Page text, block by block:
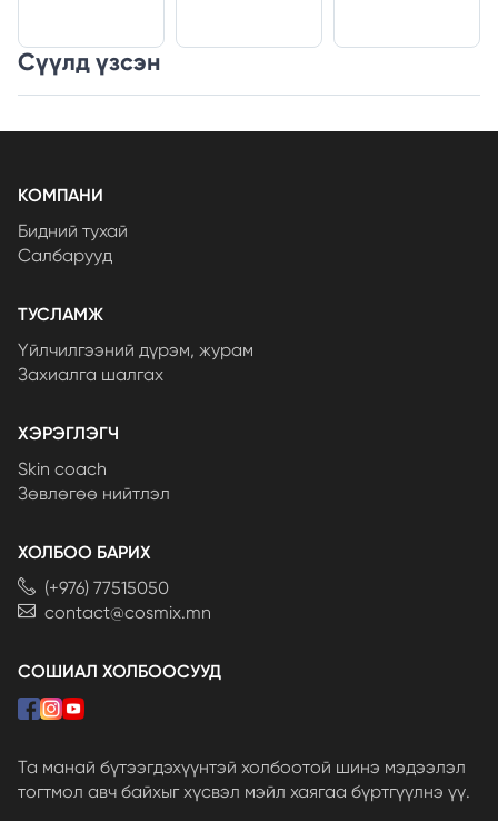
Сүүлд үзсэн
КОМПАНИ
Бидний тухай
Салбарууд
ТУСЛАМЖ
Үйлчилгээний дүрэм, журам
Захиалга шалгах
ХЭРЭГЛЭГЧ
Skin coach
Зөвлөгөө нийтлэл
ХОЛБОО БАРИХ
(+976) 77515050
contact@cosmix.mn
СОШИАЛ ХОЛБООСУУД
Та манай бүтээгдэхүүнтэй холбоотой шинэ мэдээлэл
тогтмол авч байхыг хүсвэл мэйл хаягаа бүртгүүлнэ үү.